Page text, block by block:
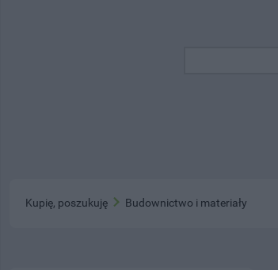
Kupię, poszukuję Budownictwo i materiały